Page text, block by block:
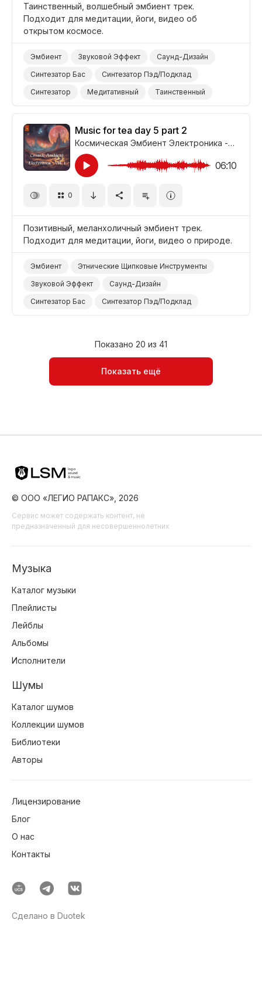
Таинственный, волшебный эмбиент трек.
Подходит для медитации, йоги, видео об
открытом космосе.
Эмбиент Звуковой Эффект
Саунд-Дизайн
Синтезатор Бас
Синтезатор Пэд/Подклад
Синтезатор
Медитативный
Таинственный
Волшебный
Открытый Космос
Йога
Медитация
Music for tea day 5 part 2
Космическая Эмбиент Электроника - Часть 1
06:10
0
Позитивный, меланхоличный эмбиент трек.
Подходит для медитации, йоги, видео о природе.
Эмбиент
Этнические Щипковые Инструменты
Звуковой Эффект
Саунд-Дизайн
Синтезатор Бас
Синтезатор Пэд/Подклад
Синтезатор
Меланхоличный
Медитативный
Показано 20 из 41
Показать ещё
© ООО «ЛЕГИО РАПАКС», 2026
Сервис может содержать контент, не
предназначенный для несовершеннолетних
Музыка
Каталог музыки
Плейлисты
Лейблы
Альбомы
Исполнители
Шумы
Каталог шумов
Коллекции шумов
Библиотеки
Авторы
Лицензирование
Блог
О нас
Контакты
Сделано в Duotek